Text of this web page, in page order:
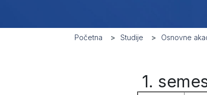
Početna Studije Osnovne
1.